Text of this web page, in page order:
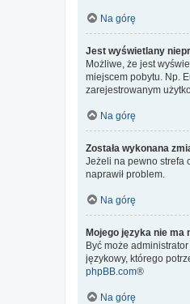
Na górę
Jest wyświetlany
Możliwe, że jest
miejscem pobytu. Np.
zarejestrowanym
Na górę
Została wykonana
Jeżeli na pewno strefa
naprawił problem.
Na górę
Mojego języka nie ma
Być może
językowy, którego
phpBB.com®
Na górę